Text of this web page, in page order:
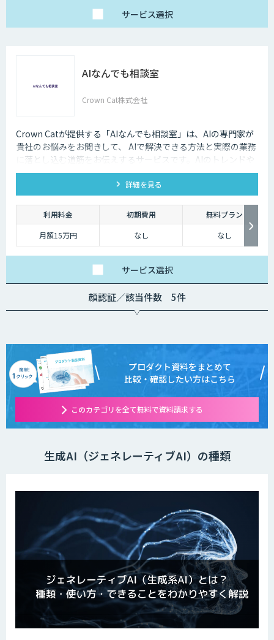
サービス選択
AIなんでも相談室
Crown Cat株式会社
Crown Catが提供する「AIなんでも相談室」は、AIの専門家が
貴社のお悩みをお聞きして、 AIで解決できる方法と実際の業務
に落とし込む道筋をお伝えするサービスです。AIのトレンドや
最新の事例はもちろん、自社にあった活用を安価にクイックに
詳細を見る
利用料金 初期費用
無料プラン
月額15万円
なし なし
サービス選択
顔認証／該当件数 5件
プロダクト資料をまとめて
比較・確認したい方はこちら
このカテゴリを全て無料で資料請求する
生成AI（ジェネレーティブAI）の種類